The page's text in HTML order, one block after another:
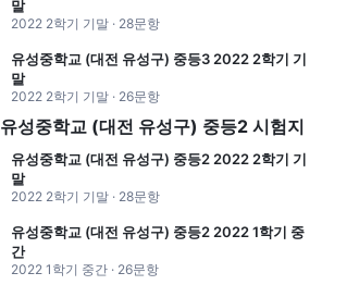
말
2022 2학기 기말 · 28문항
유성중학교 (대전 유성구) 중등3 2022 2학기 기
말
2022 2학기 기말 · 26문항
유성중학교 (대전 유성구) 중등2 시험지
유성중학교 (대전 유성구) 중등2 2022 2학기 기
말
2022 2학기 기말 · 28문항
유성중학교 (대전 유성구) 중등2 2022 1학기 중
간
2022 1학기 중간 · 26문항